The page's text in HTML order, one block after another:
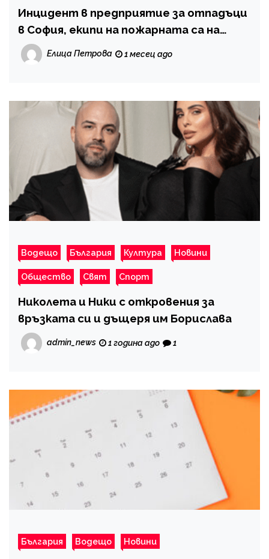
Инцидент в предприятие за отпадъци
в София, екипи на пожарната са на
място
Елица Петрова 1 месец ago
Водещо България Култура Новини
Общество Свят Спорт
Николета и Ники с откровения за
връзката си и дъщеря им Борислава
admin_news 1 година ago 1
България Водещо Новини